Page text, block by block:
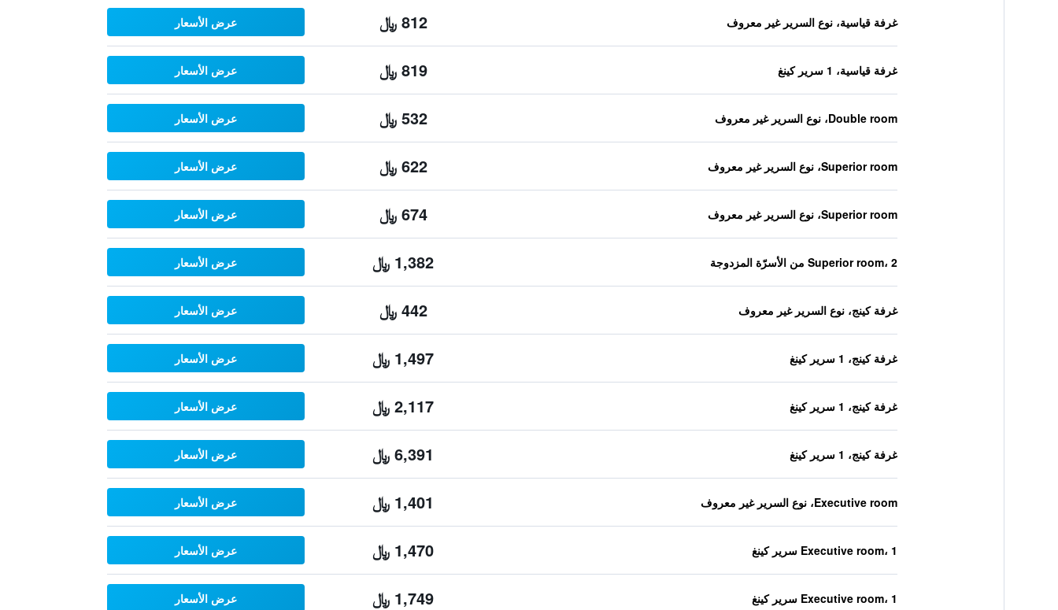
غرفة قياسية، نوع السرير غير معروف 812 ﷼ عرض الأسعار
غرفة قياسية، 1 سرير كينغ 819 ﷼ عرض الأسعار
Double room، نوع السرير غير معروف 532 ﷼ عرض الأسعار
Superior room، نوع السرير غير معروف 622 ﷼ عرض الأسعار
Superior room، نوع السرير غير معروف 674 ﷼ عرض الأسعار
Superior room، 2 من الأسرّة المزدوجة 1,382 ﷼ عرض الأسعار
غرفة كينج، نوع السرير غير معروف 442 ﷼ عرض الأسعار
غرفة كينج، 1 سرير كينغ 1,497 ﷼ عرض الأسعار
غرفة كينج، 1 سرير كينغ 2,117 ﷼ عرض الأسعار
غرفة كينج، 1 سرير كينغ 6,391 ﷼ عرض الأسعار
Executive room، نوع السرير غير معروف 1,401 ﷼ عرض الأسعار
Executive room، 1 سرير كينغ 1,470 ﷼ عرض الأسعار
Executive room، 1 سرير كينغ 1,749 ﷼ عرض الأسعار